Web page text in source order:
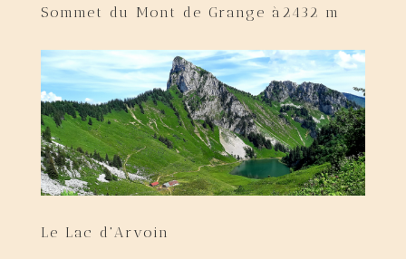
Sommet du Mont de Grange à2432 m
Le Lac d'Arvoin